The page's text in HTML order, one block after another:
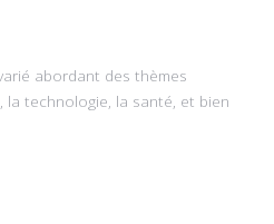
abordant des thèmes
la technologie, la santé, et bien